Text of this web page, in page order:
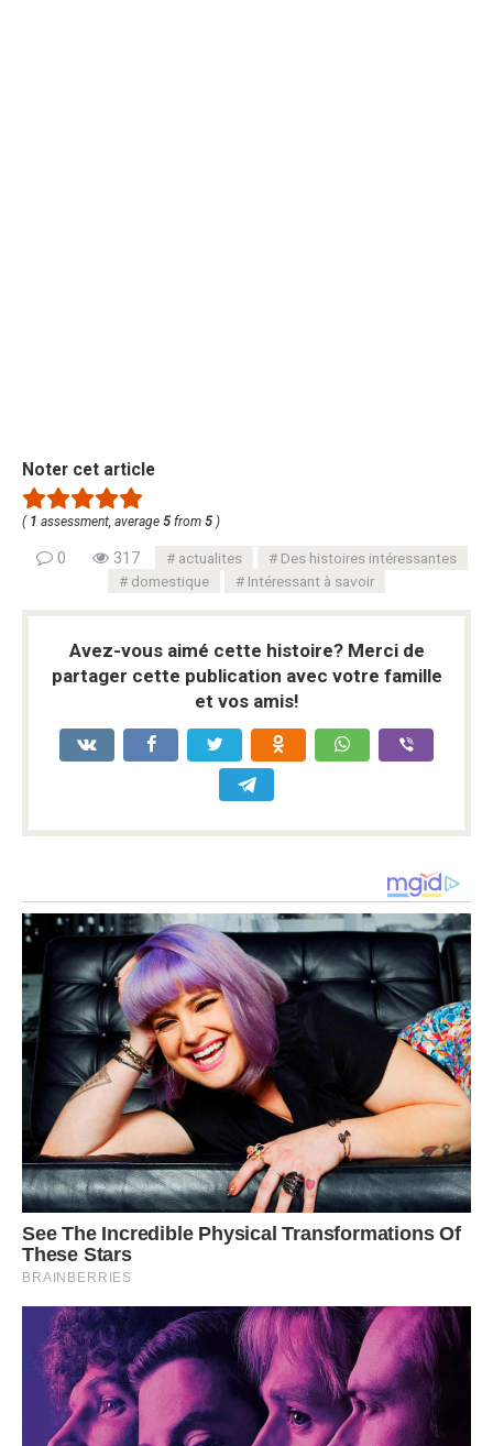
Noter cet article
( 1 assessment, average 5 from 5 )
0 317 actualites
Des histoires intéressantes
domestique
Intéressant à savoir
Avez-vous aimé cette histoire? Merci de
partager cette publication avec votre famille
et vos amis!